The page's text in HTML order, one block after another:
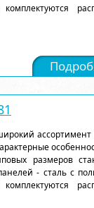
размеров
- сталь с